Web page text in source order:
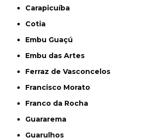
Carapicuíba
Cotia
Embu Guaçú
Embu das Artes
Ferraz de Vasconcelos
Francisco Morato
Franco da Rocha
Guararema
Guarulhos